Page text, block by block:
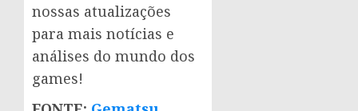
nossas atualizações
para mais notícias e
análises do mundo dos
games!